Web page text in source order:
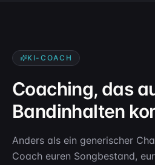
KI-COACH
Coaching, das
Bandinhalten
Anders als ein generischer
Coach euren Songbestand,